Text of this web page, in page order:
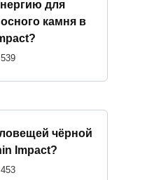
для
камня в
539
чёрной
Impact?
453